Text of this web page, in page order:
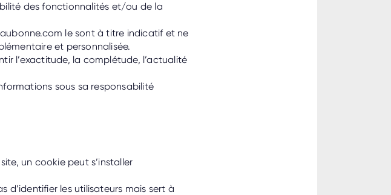
des fonctionnalités et/ou de la
le sont à titre indicatif et ne
et personnalisée.
l’exactitude, la complétude, l’actualité
sous sa responsabilité
un cookie peut s’installer
d’identifier les utilisateurs mais sert à